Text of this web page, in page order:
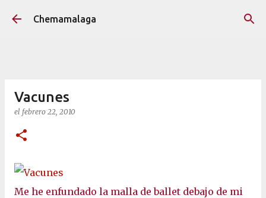
Ir al contenido principal
Chemamalaga
Vacunes
el febrero 22, 2010
Me he enfundado la malla de ballet debajo de mi